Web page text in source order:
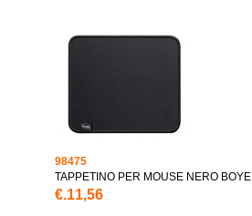
98475
TAPPETINO PER MOUSE NERO BOYE
€.11,56